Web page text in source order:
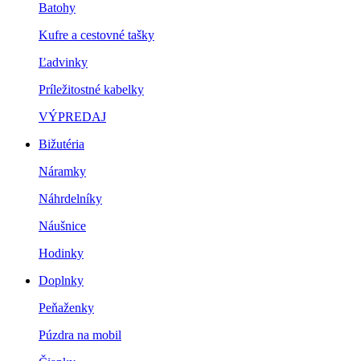
Batohy
Kufre a cestovné tašky
Ľadvinky
Príležitostné kabelky
VÝPREDAJ
Bižutéria
Náramky
Náhrdelníky
Náušnice
Hodinky
Doplnky
Peňaženky
Púzdra na mobil